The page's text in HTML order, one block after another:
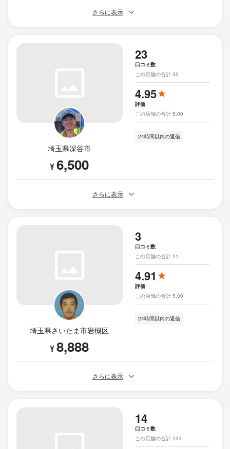
さらに表示
埼玉県深谷市
¥6,500
23
口コミ数
この店舗の合計 30
4.95
評価
この店舗の合計 5.00
24時間以内の返信
さらに表示
埼玉県さいたま市岩槻区
¥8,888
3
口コミ数
この店舗の合計 21
4.91
評価
この店舗の合計 5.00
24時間以内の返信
さらに表示
14
口コミ数
この店舗の合計 233